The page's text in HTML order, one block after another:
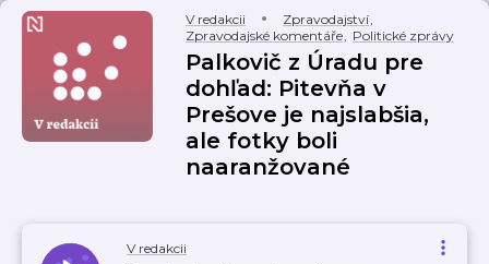
V redakcii Zpravodajství,
Zpravodajské komentáře, Politické zprávy
Palkovič z Úradu pre
dohľad: Pitevňa v
Prešove je najslabšia,
ale fotky boli
naaranžované
V redakcii